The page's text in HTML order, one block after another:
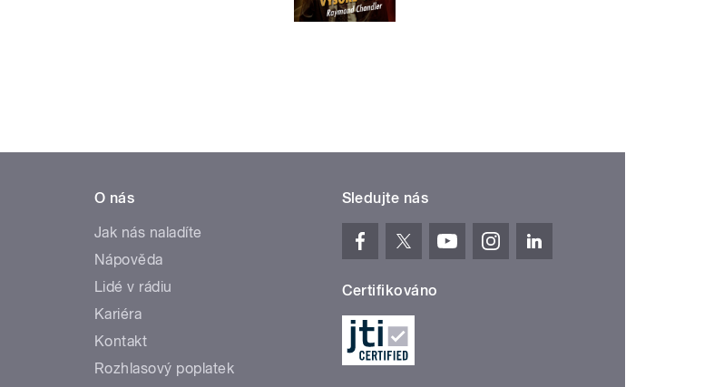
O nás
Jak nás naladíte
Nápověda
Lidé v rádiu
Kariéra
Kontakt
Rozhlasový poplatek
Sledujte nás
Certifikováno